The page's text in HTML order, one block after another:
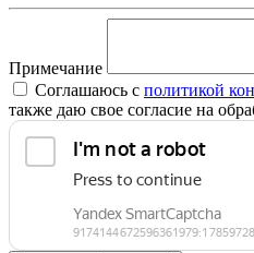
Примечание
Соглашаюсь c политикой
также даю свое согласие на